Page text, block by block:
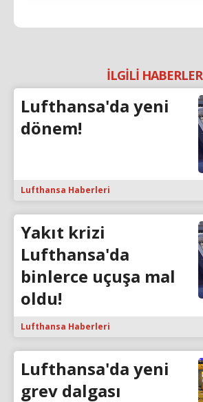
İLGİLİ HABERLER
Lufthansa'da yeni
dönem!
Lufthansa Haberleri
Yakıt krizi
Lufthansa'da
binlerce uçuşa mal
oldu!
Lufthansa Haberleri
Lufthansa'da yeni
grev dalgası